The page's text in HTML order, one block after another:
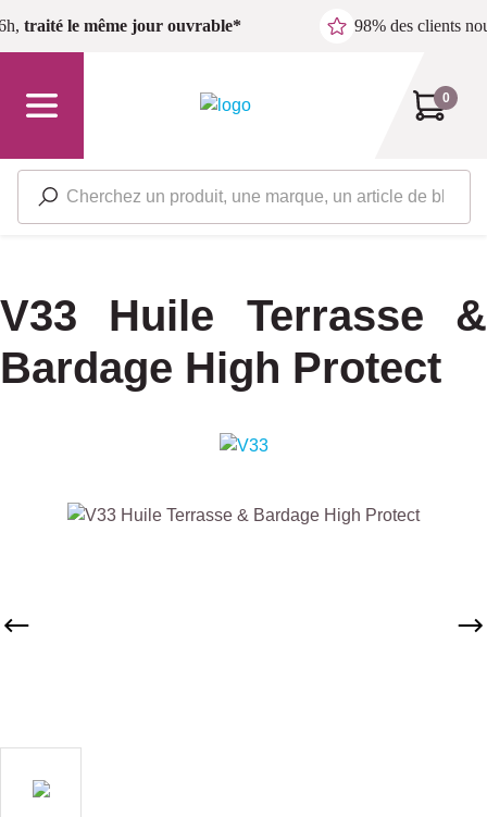
Passer au contenu principal
traité le même jour ouvrable* 98% des clients
0
V33 Huile Terrasse &
Bardage High Protect
Ignorer la galerie d'images